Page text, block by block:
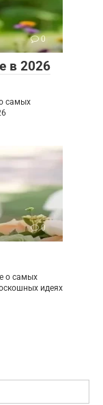
0
в 2026
самых
0
о самых
идеях